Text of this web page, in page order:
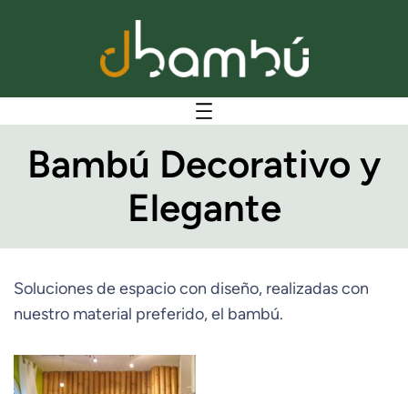
Bambú Decorativo y
Elegante
Soluciones de espacio con diseño, realizadas con
nuestro material preferido, el bambú.